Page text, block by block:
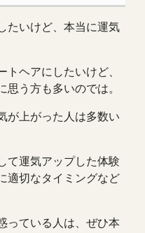
たいけど、本当に運気
ヘアにしたいけど、
う方も多いのでは。
が上がった人は多数い
て運気アップした体験
適切なタイミングなど
っている人は、ぜひ本